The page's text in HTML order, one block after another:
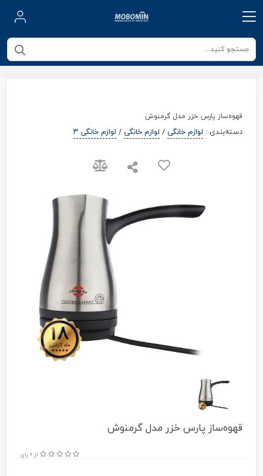
قهوه‌ساز پارس خزر مدل گرمنوش
دسته‌بندی : لوازم خانگی / لوازم خانگی / لوازم خانگی ۳
قهوه‌ساز پارس خزر مدل گرمنوش
از 0 رای